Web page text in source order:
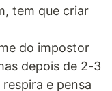
tem que criar
do impostor
depois de 2-3
e pensa